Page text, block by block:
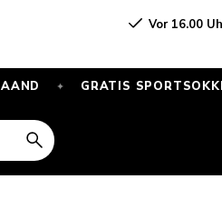
Vor 16.00
GRATIS SPORTSOKKEN BIJ